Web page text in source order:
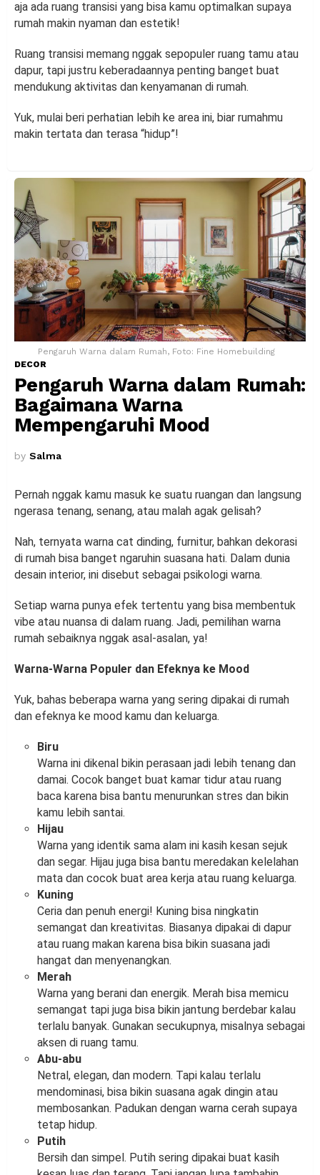
aja ada ruang transisi yang bisa kamu optimalkan supaya
rumah makin nyaman dan estetik!
Ruang transisi memang nggak sepopuler ruang tamu atau
dapur, tapi justru keberadaannya penting banget buat
mendukung aktivitas dan kenyamanan di rumah.
Yuk, mulai beri perhatian lebih ke area ini, biar rumahmu
makin tertata dan terasa “hidup”!
Pengaruh Warna dalam Rumah, Foto: Fine Homebuilding
DECOR
Pengaruh Warna dalam Rumah:
Bagaimana Warna
Mempengaruhi Mood
by Salma
Pernah nggak kamu masuk ke suatu ruangan dan langsung
ngerasa tenang, senang, atau malah agak gelisah?
Nah, ternyata warna cat dinding, furnitur, bahkan dekorasi
di rumah bisa banget ngaruhin suasana hati. Dalam dunia
desain interior, ini disebut sebagai psikologi warna.
Setiap warna punya efek tertentu yang bisa membentuk
vibe atau nuansa di dalam ruang. Jadi, pemilihan warna
rumah sebaiknya nggak asal-asalan, ya!
Warna-Warna Populer dan Efeknya ke Mood
Yuk, bahas beberapa warna yang sering dipakai di rumah
dan efeknya ke mood kamu dan keluarga.
Biru
Warna ini dikenal bikin perasaan jadi lebih tenang dan
damai. Cocok banget buat kamar tidur atau ruang
baca karena bisa bantu menurunkan stres dan bikin
kamu lebih santai.
Hijau
Warna yang identik sama alam ini kasih kesan sejuk
dan segar. Hijau juga bisa bantu meredakan kelelahan
mata dan cocok buat area kerja atau ruang keluarga.
Kuning
Ceria dan penuh energi! Kuning bisa ningkatin
semangat dan kreativitas. Biasanya dipakai di dapur
atau ruang makan karena bisa bikin suasana jadi
hangat dan menyenangkan.
Merah
Warna yang berani dan energik. Merah bisa memicu
semangat tapi juga bisa bikin jantung berdebar kalau
terlalu banyak. Gunakan secukupnya, misalnya sebagai
aksen di ruang tamu.
Abu-abu
Netral, elegan, dan modern. Tapi kalau terlalu
mendominasi, bisa bikin suasana agak dingin atau
membosankan. Padukan dengan warna cerah supaya
tetap hidup.
Putih
Bersih dan simpel. Putih sering dipakai buat kasih